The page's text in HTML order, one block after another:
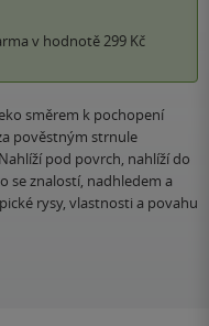
v hodnotě 299 Kč
směrem k pochopení
pověstným strnule
pod povrch, nahlíží do
se znalostí, nadhledem a
rysy, vlastnosti a povahu